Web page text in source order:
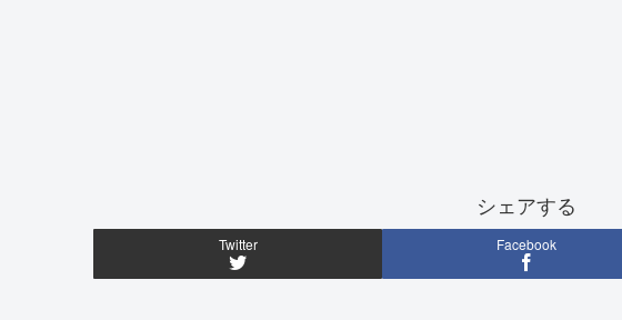
シェアする
Twitter Facebook